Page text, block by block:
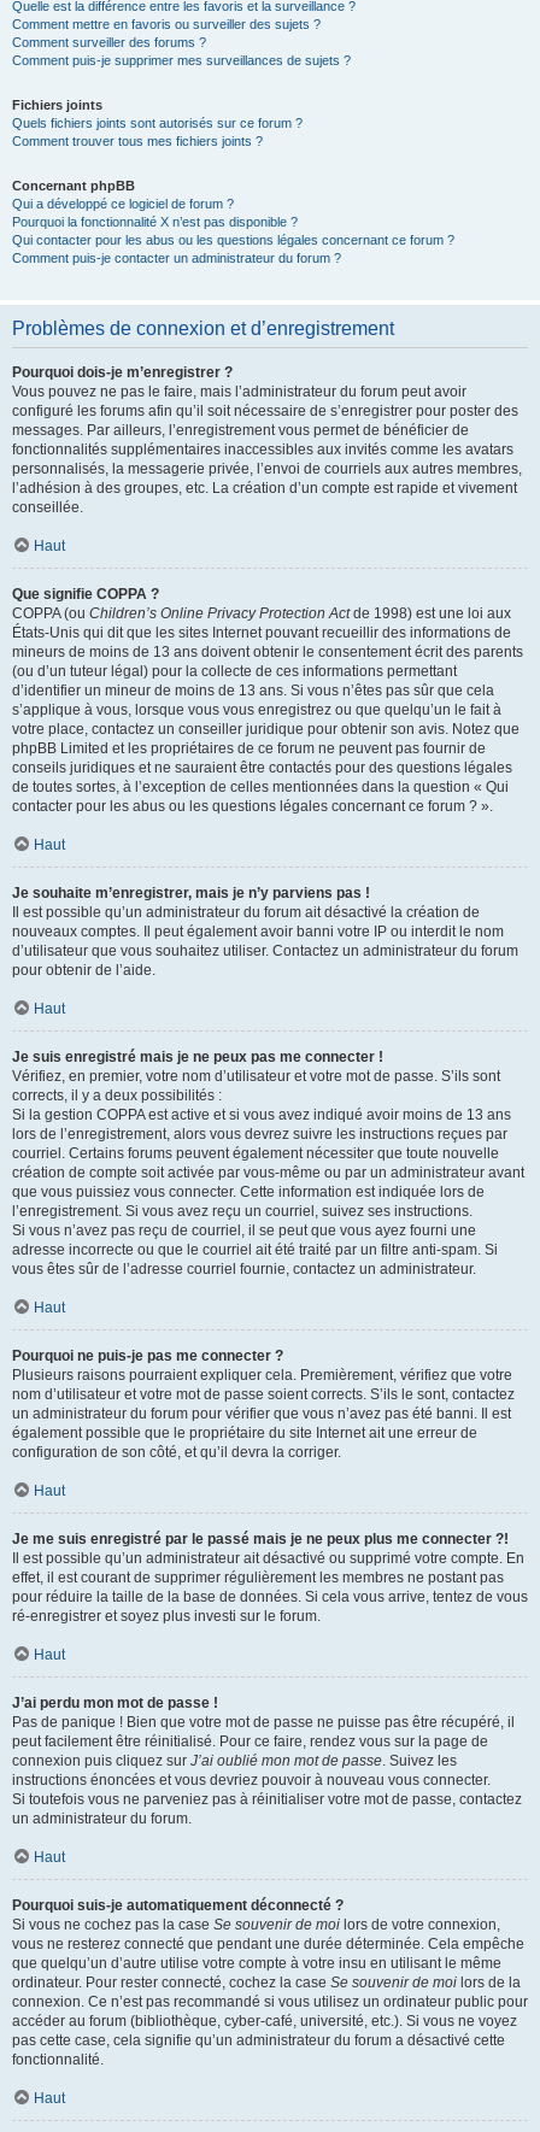
Quelle est la différence entre les favoris et la surveillance ?
Comment mettre en favoris ou surveiller des sujets ?
Comment surveiller des forums ?
Comment puis-je supprimer mes surveillances de sujets ?
Fichiers joints
Quels fichiers joints sont autorisés sur ce forum ?
Comment trouver tous mes fichiers joints ?
Concernant phpBB
Qui a développé ce logiciel de forum ?
Pourquoi la fonctionnalité X n’est pas disponible ?
Qui contacter pour les abus ou les questions légales concernant ce forum ?
Comment puis-je contacter un administrateur du forum ?
Problèmes de connexion et d’enregistrement
Pourquoi dois-je m’enregistrer ?
Vous pouvez ne pas le faire, mais l’administrateur du forum peut avoir
configuré les forums afin qu’il soit nécessaire de s’enregistrer pour poster des
messages. Par ailleurs, l’enregistrement vous permet de bénéficier de
fonctionnalités supplémentaires inaccessibles aux invités comme les avatars
personnalisés, la messagerie privée, l’envoi de courriels aux autres membres,
l’adhésion à des groupes, etc. La création d’un compte est rapide et vivement
conseillée.
Haut
Que signifie COPPA ?
COPPA (ou Children’s Online Privacy Protection Actde 1998) est une loi aux
États-Unis qui dit que les sites Internet pouvant recueillir des informations de
mineurs de moins de 13 ans doivent obtenir le consentement écrit des parents
(ou d’un tuteur légal) pour la collecte de ces informations permettant
d’identifier un mineur de moins de 13 ans. Si vous n’êtes pas sûr que cela
s’applique à vous, lorsque vous vous enregistrez ou que quelqu’un le fait à
votre place, contactez un conseiller juridique pour obtenir son avis. Notez que
phpBB Limited et les propriétaires de ce forum ne peuvent pas fournir de
conseils juridiques et ne sauraient être contactés pour des questions légales
de toutes sortes, à l’exception de celles mentionnées dans la question « Qui
contacter pour les abus ou les questions légales concernant ce forum ? ».
Haut
Je souhaite m’enregistrer, mais je n’y parviens pas !
Il est possible qu’un administrateur du forum ait désactivé la création de
nouveaux comptes. Il peut également avoir banni votre IP ou interdit le nom
d’utilisateur que vous souhaitez utiliser. Contactez un administrateur du forum
pour obtenir de l’aide.
Haut
Je suis enregistré mais je ne peux pas me connecter !
Vérifiez, en premier, votre nom d’utilisateur et votre mot de passe. S’ils sont
corrects, il y a deux possibilités :
Si la gestion COPPA est active et si vous avez indiqué avoir moins de 13 ans
lors de l’enregistrement, alors vous devrez suivre les instructions reçues par
courriel. Certains forums peuvent également nécessiter que toute nouvelle
création de compte soit activée par vous-même ou par un administrateur avant
que vous puissiez vous connecter. Cette information est indiquée lors de
l’enregistrement. Si vous avez reçu un courriel, suivez ses instructions.
Si vous n’avez pas reçu de courriel, il se peut que vous ayez fourni une
adresse incorrecte ou que le courriel ait été traité par un filtre anti-spam. Si
vous êtes sûr de l’adresse courriel fournie, contactez un administrateur.
Haut
Pourquoi ne puis-je pas me connecter ?
Plusieurs raisons pourraient expliquer cela. Premièrement, vérifiez que votre
nom d’utilisateur et votre mot de passe soient corrects. S’ils le sont, contactez
un administrateur du forum pour vérifier que vous n’avez pas été banni. Il est
également possible que le propriétaire du site Internet ait une erreur de
configuration de son côté, et qu’il devra la corriger.
Haut
Je me suis enregistré par le passé mais je ne peux plus me connecter ?!
Il est possible qu’un administrateur ait désactivé ou supprimé votre compte. En
effet, il est courant de supprimer régulièrement les membres ne postant pas
pour réduire la taille de la base de données. Si cela vous arrive, tentez de vous
ré-enregistrer et soyez plus investi sur le forum.
Haut
J’ai perdu mon mot de passe !
Pas de panique ! Bien que votre mot de passe ne puisse pas être récupéré, il
peut facilement être réinitialisé. Pour ce faire, rendez vous sur la page de
connexion puis cliquez sur J’ai oublié mon mot de passe. Suivez les
instructions énoncées et vous devriez pouvoir à nouveau vous connecter.
Si toutefois vous ne parveniez pas à réinitialiser votre mot de passe, contactez
un administrateur du forum.
Haut
Pourquoi suis-je automatiquement déconnecté ?
Si vous ne cochez pas la case Se souvenir de moi lors de votre connexion,
vous ne resterez connecté que pendant une durée déterminée. Cela empêche
que quelqu’un d’autre utilise votre compte à votre insu en utilisant le même
ordinateur. Pour rester connecté, cochez la case Se souvenir de moi lors de la
connexion. Ce n’est pas recommandé si vous utilisez un ordinateur public pour
accéder au forum (bibliothèque, cyber-café, université, etc.). Si vous ne voyez
pas cette case, cela signifie qu’un administrateur du forum a désactivé cette
fonctionnalité.
Haut